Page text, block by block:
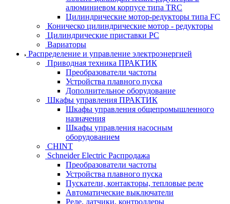
алюминиевом корпусе типа TRC
Цилиндрические мотор-редукторы типа FC
Коническо цилиндрические мотор - редукторы
Цилиндрические приставки PC
Вариаторы
Распределение и управление электроэнергией
Приводная техника ПРАКТИК
Преобразователи частоты
Устройства плавного пуска
Дополнительное оборудование
Шкафы управления ПРАКТИК
Шкафы управления общепромышленного
назначения
Шкафы управления насосным
оборудованием
CHINT
Schneider Electric Распродажа
Преобразователи частоты
Устройства плавного пуска
Пускатели, контакторы, тепловые реле
Автоматические выключатели
Реле, датчики, контроллеры